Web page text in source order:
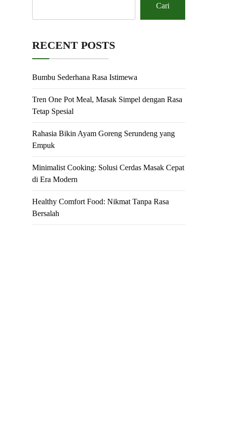
Cari
RECENT POSTS
Bumbu Sederhana Rasa Istimewa
Tren One Pot Meal, Masak Simpel dengan Rasa
Tetap Spesial
Rahasia Bikin Ayam Goreng Serundeng yang
Empuk
Minimalist Cooking: Solusi Cerdas Masak Cepat
di Era Modern
Healthy Comfort Food: Nikmat Tanpa Rasa
Bersalah